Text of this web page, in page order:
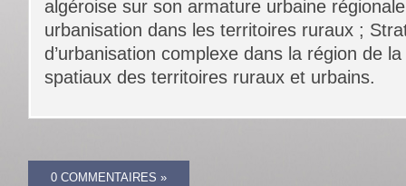
algéroise sur son armature urbaine
urbanisation dans les territoires ruraux ;
d’urbanisation complexe dans la région de
spatiaux des territoires ruraux et urbains.
0 COMMENTAIRES »